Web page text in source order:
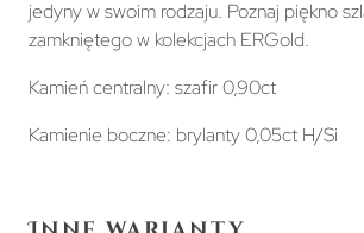
jedyny w swoim rodzaju. Poznaj piękno
zamkniętego w kolekcjach ERGold.
Kamień centralny: szafir 0,90ct
Kamienie boczne: brylanty 0,05ct H/Si